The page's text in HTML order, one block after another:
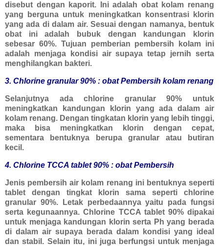
disebut dengan kaporit. Ini adalah obat kolam renang
yang berguna untuk meningkatkan konsentrasi klorin
yang ada di dalam air. Sesuai dengan namanya, bentuk
obat ini adalah bubuk dengan kandungan klorin
sebesar 60%. Tujuan pemberian pembersih kolam ini
adalah menjaga kondisi air supaya tetap jernih serta
menghilangkan bakteri.
3. Chlorine granular 90% : obat Pembersih kolam renang
Selanjutnya ada chlorine granular 90% untuk
meningkatkan kandungan klorin yang ada dalam air
kolam renang. Dengan tingkatan klorin yang lebih tinggi,
maka bisa meningkatkan klorin dengan cepat,
sementara bentuknya berupa granular atau butiran
kecil.
4. Chlorine TCCA tablet 90% : obat Pembersih
Jenis pembersih air kolam renang ini bentuknya seperti
tablet dengan tingkat klorin sama seperti chlorine
granular 90%. Letak perbedaannya yaitu pada fungsi
serta kegunaannya. Chlorine TCCA tablet 90% dipakai
untuk menjaga kandungan klorin serta Ph yang berada
di dalam air supaya berada dalam kondisi yang ideal
dan stabil. Selain itu, ini juga berfungsi untuk menjaga